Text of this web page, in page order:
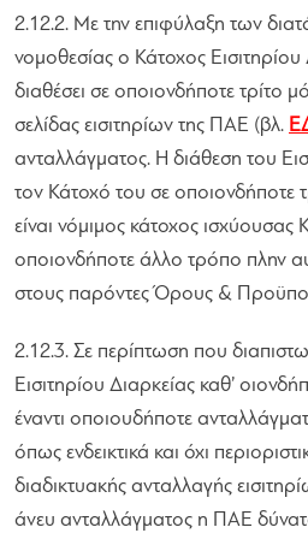
2.12.2. Με την επιφύλαξη των
νομοθεσίας ο Κάτοχος Εισιτηρίου
διαθέσει σε οποιονδήποτε τρίτο
σελίδας εισιτηρίων της ΠΑΕ (βλ.
ανταλλάγματος. Η διάθεση του
τον Κάτοχό του σε οποιονδήποτε
είναι νόμιμος κάτοχος
οποιονδήποτε άλλο τρόπο πλην
στους παρόντες Όρους &
2.12.3. Σε περίπτωση που
Εισιτηρίου Διαρκείας καθ’
έναντι οποιουδήποτε
όπως ενδεικτικά και όχι
διαδικτυακής ανταλλαγής
άνευ ανταλλάγματος η ΠΑΕ